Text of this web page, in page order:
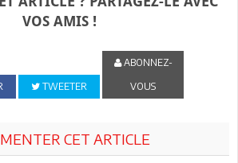
VOS AMIS !
TWEETER
ABONNEZ-
VOUS
CET ARTICLE